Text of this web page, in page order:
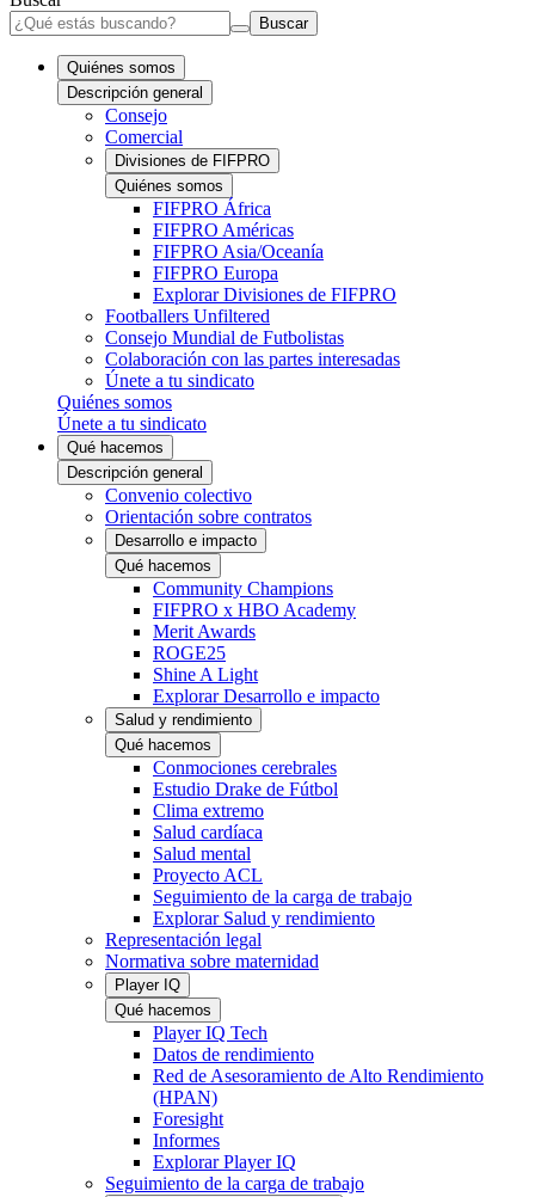
Buscar
Quiénes somos
Descripción general
Consejo
Comercial
Divisiones de FIFPRO
Quiénes somos
FIFPRO África
FIFPRO Américas
FIFPRO Asia/Oceanía
FIFPRO Europa
Explorar Divisiones de FIFPRO
Footballers Unfiltered
Consejo Mundial de Futbolistas
Colaboración con las partes interesadas
Únete a tu sindicato
Quiénes somos
Únete a tu sindicato
Qué hacemos
Descripción general
Convenio colectivo
Orientación sobre contratos
Desarrollo e impacto
Qué hacemos
Community Champions
FIFPRO x HBO Academy
Merit Awards
ROGE25
Shine A Light
Explorar Desarrollo e impacto
Salud y rendimiento
Qué hacemos
Conmociones cerebrales
Estudio Drake de Fútbol
Clima extremo
Salud cardíaca
Salud mental
Proyecto ACL
Seguimiento de la carga de trabajo
Explorar Salud y rendimiento
Representación legal
Normativa sobre maternidad
Player IQ
Qué hacemos
Player IQ Tech
Datos de rendimiento
Red de Asesoramiento de Alto Rendimiento
(HPAN)
Foresight
Informes
Explorar Player IQ
Seguimiento de la carga de trabajo